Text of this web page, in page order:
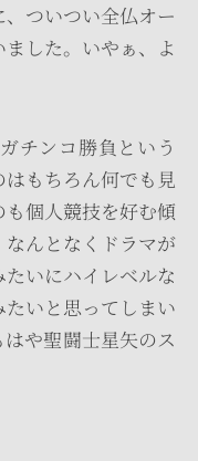
ついつい全仏オー
した。いやぁ、よ
チンコ勝負という
もちろん何でも見
個人競技を好む傾
んとなくドラマが
いにハイレベルな
いと思ってしまい
や聖闘士星矢のス